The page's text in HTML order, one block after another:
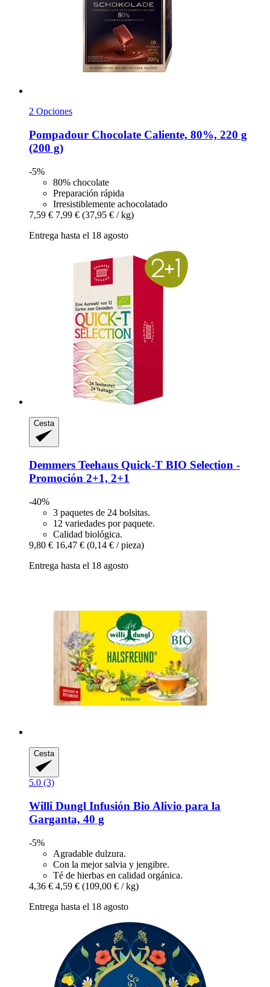
2 Opciones
Pompadour Chocolate Caliente, 80%, 220 g
(200 g)
-5%
80% chocolate
Preparación rápida
Irresistiblemente achocolatado
7,59 € 7,99 € (37,95 € / kg)
Entrega hasta el 18 agosto
Cesta
Demmers Teehaus Quick-​T BIO Selection -​
Promoción 2+1, 2+1
-40%
3 paquetes de 24 bolsitas.
12 variedades por paquete.
Calidad biológica.
9,80 € 16,47 € (0,14 € / pieza)
Entrega hasta el 18 agosto
Cesta
5.0 (3)
Willi Dungl Infusión Bio Alivio para la
Garganta, 40 g
-5%
Agradable dulzura.
Con la mejor salvia y jengibre.
Té de hierbas en calidad orgánica.
4,36 € 4,59 € (109,00 € / kg)
Entrega hasta el 18 agosto